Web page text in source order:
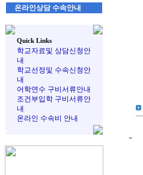
온라인상담 수속안내
Quick Links
학교자료및 상담신청안
내
학교선정및 수속신청안
내
어학연수 구비서류안내
조건부입학 구비서류안
내
온라인 수속비 안내
-